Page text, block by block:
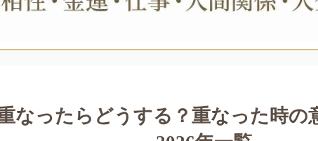
なったらどうする？重なった時